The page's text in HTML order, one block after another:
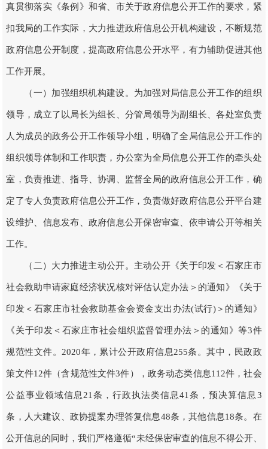
真贯彻落实《条例》和省、市关于政府信息公开工作的要求，紧
扣我局的工作实际，大力推进政府信息公开机构建设，不断规范
政府信息公开制度，提高政府信息公开水平，有力辅助促进其他
工作开展。
（一）加强组织机构建设。为加强对局信息公开工作的组织
领导，成立了以局长为组长、分管局领导为副组长、各处室负责
人为成员的政务公开工作领导小组，明确了全局信息公开工作的
组织领导体制和工作职责，办公室为全局信息公开工作的牵头处
室，负责推进、指导、协调、监督全局的政府信息公开工作，确
定了专人负责政府信息公开工作，负责做好政府信息公开平台建
设维护、信息发布、政府信息公开保密审查、依申请公开等相关
工作。
（二）大力推进主动公开。主动公开《关于印发＜石家庄市
社会救助申请家庭经济状况核对评估认定办法＞的通知》《关于
印发＜石家庄市社会救助基金会资金支出办法(试行)＞的通知》
《关于印发＜石家庄市社会组织监督管理办法＞的通知》等3件
规范性文件。2020年，累计公开政府信息255条。其中，民政政
策文件12件（含规范性文件3件），政务动态类信息112件，社会
公益事业领域信息21条，行政执法类信息41条，预决算信息3
条，人大建议、政协提案办理答复信息48条，其他信息18条。在
公开信息的同时，我们严格遵循“未经保密审查的信息不得公开、